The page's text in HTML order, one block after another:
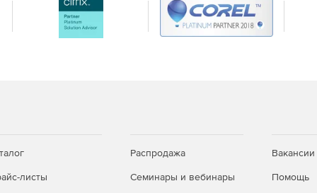
можно перетащить разделитель вправо или влево.
листы
Распродажа
Семинары и вебинары
Вакансии
Помощь